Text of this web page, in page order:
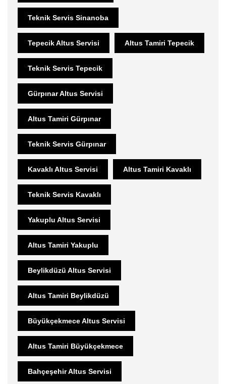
Teknik Servis Sinanoba
Tepecik Altus Servisi Altus Tamiri Tepecik
Teknik Servis Tepecik
Gürpınar Altus Servisi
Altus Tamiri Gürpınar
Teknik Servis Gürpınar
Kavaklı Altus Servisi Altus Tamiri Kavaklı
Teknik Servis Kavaklı
Yakuplu Altus Servisi
Altus Tamiri Yakuplu
Beylikdüzü Altus Servisi
Altus Tamiri Beylikdüzü
Büyükçekmece Altus Servisi
Altus Tamiri Büyükçekmece
Bahçeşehir Altus Servisi